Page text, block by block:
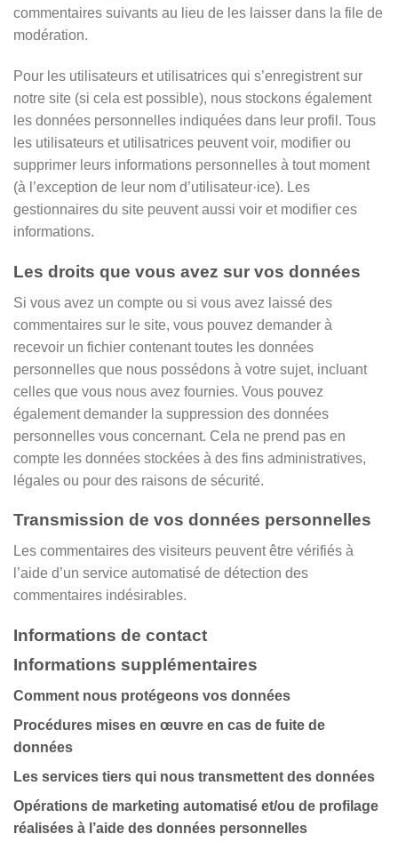
commentaires suivants au lieu de les laisser dans la file de
modération.
Pour les utilisateurs et utilisatrices qui s’enregistrent sur
notre site (si cela est possible), nous stockons également
les données personnelles indiquées dans leur profil. Tous
les utilisateurs et utilisatrices peuvent voir, modifier ou
supprimer leurs informations personnelles à tout moment
(à l’exception de leur nom d’utilisateur·ice). Les
gestionnaires du site peuvent aussi voir et modifier ces
informations.
Les droits que vous avez sur vos données
Si vous avez un compte ou si vous avez laissé des
commentaires sur le site, vous pouvez demander à
recevoir un fichier contenant toutes les données
personnelles que nous possédons à votre sujet, incluant
celles que vous nous avez fournies. Vous pouvez
également demander la suppression des données
personnelles vous concernant. Cela ne prend pas en
compte les données stockées à des fins administratives,
légales ou pour des raisons de sécurité.
Transmission de vos données personnelles
Les commentaires des visiteurs peuvent être vérifiés à
l’aide d’un service automatisé de détection des
commentaires indésirables.
Informations de contact
Informations supplémentaires
Comment nous protégeons vos données
Procédures mises en œuvre en cas de fuite de
données
Les services tiers qui nous transmettent des données
Opérations de marketing automatisé et/ou de profilage
réalisées à l’aide des données personnelles